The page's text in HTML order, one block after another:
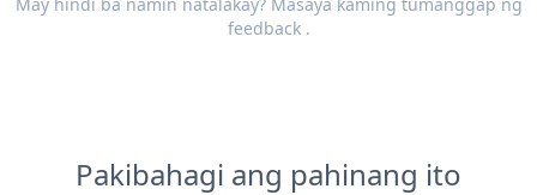
feedback.
Pakibahagi ang pahinang ito